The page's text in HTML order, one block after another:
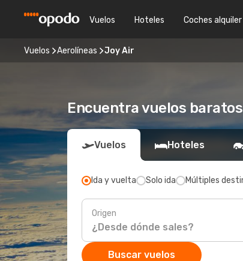
Vuelos Hoteles Coches alquiler
Vuelos Aerolíneas Joy Air
Encuentra vuelos
Vuelos Hoteles
Ida y vuelta Solo ida Múltiples
Origen
Buscar vuelos